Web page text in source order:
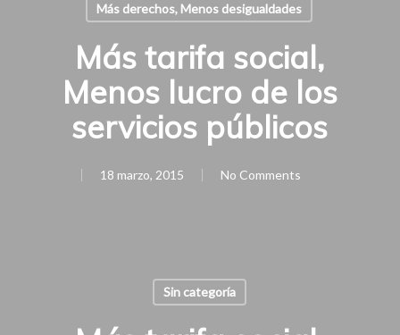
Más derechos, Menos desigualdades
Más tarifa social,
Menos lucro de los
servicios públicos
18 marzo, 2015 No Comments
Sin categoría